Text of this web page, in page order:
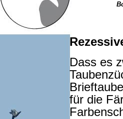
Dass es
für die